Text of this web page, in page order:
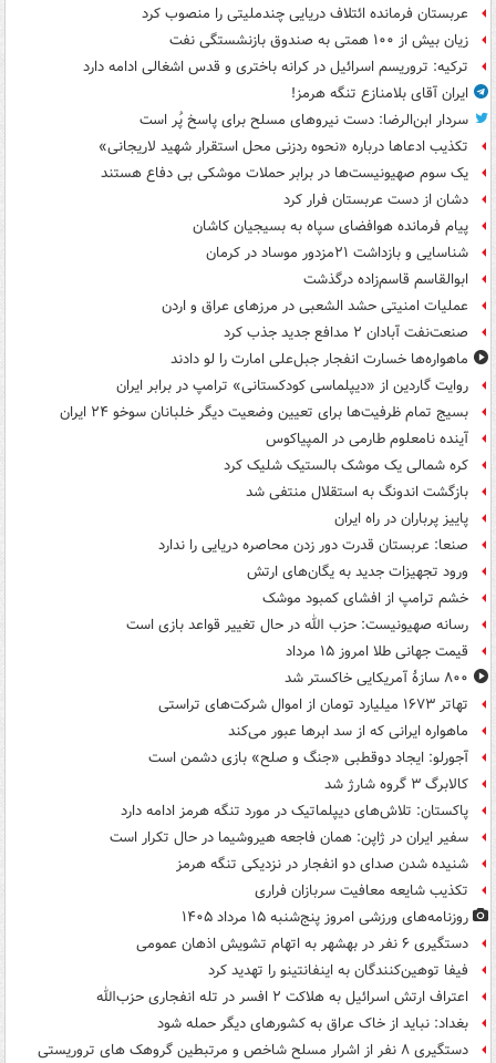
عربستان فرمانده ائتلاف دریایی چندملیتی را منصوب کرد
زیان بیش از ۱۰۰ همتی به صندوق‌ بازنشستگی نفت
ترکیه: تروریسم اسرائیل در کرانه باختری و قدس اشغالی ادامه دارد
ایران آقای بلامنازع تنگه هرمز!
سردار ابن‌الرضا: دست نیروهای مسلح برای پاسخ پُر است
تکذیب ادعاها درباره «نحوه ردزنی محل استقرار شهید لاریجانی»
یک‌ سوم صهیونیست‌ها در برابر حملات موشکی بی دفاع هستند
دشان از دست عربستان فرار کرد
پیام فرمانده هوافضای سپاه به بسیجیان کاشان
شناسایی و بازداشت ۲۱مزدور موساد در کرمان
ابوالقاسم قاسم‌زاده درگذشت
عملیات امنیتی حشد الشعبی در مرزهای عراق و اردن
صنعت‌نفت آبادان ۲ مدافع جدید جذب کرد
ماهواره‌ها خسارت انفجار جبل‌علی امارت را لو دادند
روایت گاردین از «دیپلماسی کودکستانی» ترامپ در برابر ایران
بسیج تمام ظرفیت‌ها برای تعیین وضعیت دیگر خلبانان سوخو ۲۴ ایران
آینده نامعلوم طارمی در المپیاکوس
کره شمالی یک موشک بالستیک شلیک کرد
بازگشت اندونگ به استقلال منتفی شد
پاییز پرباران در راه ایران
صنعا: عربستان قدرت دور زدن محاصره دریایی را ندارد
ورود تجهیزات جدید به یگان‌های ارتش
خشم ترامپ از افشای کمبود موشک
رسانه صهیونیست: حزب الله در حال تغییر قواعد بازی است
قیمت جهانی طلا امروز ۱۵ مرداد
۸۰۰ سازۀ آمریکایی خاکستر شد
تهاتر ۱۶۷۳ میلیارد تومان از اموال شرکت‌های تراستی
ماهواره ایرانی که از سد ابرها عبور می‌کند
آجورلو: ایجاد دوقطبی «جنگ و صلح‌» بازی دشمن است
کالابرگ ۳ گروه شارژ شد
پاکستان: تلاش‌های دیپلماتیک در مورد تنگه هرمز ادامه دارد
سفیر ایران در ژاپن: همان فاجعه هیروشیما در حال تکرار است
شنیده شدن صدای دو انفجار در نزدیکی تنگه هرمز
تکذیب شایعه معافیت سربازان فراری
روزنامه‌های ورزشی امروز پنج‌شنبه ۱۵ مرداد ۱۴۰۵
دستگیری ۶ نفر در بهشهر به اتهام تشویش اذهان عمومی
فیفا توهین‌کنندگان به اینفانتینو را تهدید کرد
اعتراف ارتش اسرائیل به هلاکت ۲ افسر در تله انفجاری حزب‌الله
بغداد: نباید از خاک عراق به کشورهای دیگر حمله شود
دستگیری ۸ نفر از اشرار مسلح شاخص و مرتبطین گروهک های تروریستی